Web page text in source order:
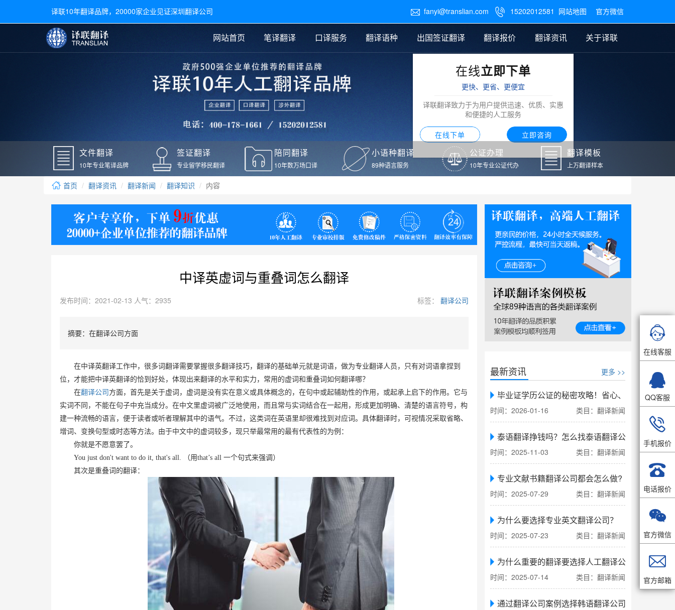
译联10年翻译品牌，20000家企业见证深圳翻译公司  fanyi@translian.com  15202012581 网站地图 官方微信
网站首页 笔译翻译
文件翻译 医学翻译 法律翻译 说明书翻译 图纸翻译
口译服务
广交会翻译 交替传译 同声传译
翻译语种
常用语种翻译
日语翻译
德语翻译
老挝语翻译 泰语翻译
葡萄牙语翻译
出国签证翻译
毕业证翻译
户口本翻译
学位证翻译
身份证翻译
签证材料翻译
银行流水翻译
驾照翻译
疫苗本翻译
新冠疫苗接种证明翻译
核酸检测报告翻译
核酸检测报告英文版翻
译
翻译报价
笔译翻译报价
证件翻译报价
翻译资讯
公证样本
签证翻译
口译新闻
翻译新闻
关于译联
在线立即下单
更快、更省、更便宜
译联翻译致力于为用户提供迅速、优质、实惠
和便捷的人工服务
在线下单 立即咨询
文件翻译
10年专业笔译品牌
签证翻译
专业留学移民翻译
陪同翻译
10年数万场口译
小语种翻译
89种语言服务
公证办理
10年专业公证代办
翻译模板
上万翻译样本
首页 翻译资讯 翻译新闻 翻译知识 内容
中译英虚词与重叠词怎么翻译
发布时间：2021-02-13 人气：2935 标签： 翻译公司
摘要：在翻译公司方面
在中译英翻译工作中，很多词翻译需要掌握很多翻译技巧，翻译的基础单元就是词语，做为专业翻译人员，只有对词语拿捏到
位，才能把中译英翻译的恰到好处，体现出来翻译的水平和实力，常用的虚词和重叠词如何翻译哪？
在翻译公司 方面，首先是关于虚词，虚词是没有实在意义或具体概念的，在句中或起辅助性的作用，或起承上启下的作用。它与
实词不同，不能在句子中充当成分。在中文里虚词被广泛地使用，而且常与实词结合在一起用，形成更加明确、清楚的语言符号，构
建一种流畅的语言，便于读者或听者理解其中的语气。不过，这类词在英语里却很难找到对应词。具体翻译时，可视情况采取省略、
增词、变换句型或时态等方法。由于中文中的虚词较多，现只举最常用的最有代表性的为例：
你就是不愿意罢了。
You just don't want to do it, that's all.
（用that’s all 一个句式来强调）
其次是重叠词的翻译：
最新资讯 更多 >>
毕业证学历公证的秘密攻略！省心、省力、省时
时间：2026-01-16 类目：翻译新闻
泰语翻译挣钱吗？怎么找泰语翻译公司翻译
时间：2025-11-03 类目：翻译新闻
专业文献书籍翻译公司都会怎么做?
时间：2025-07-29 类目：翻译新闻
为什么要选择专业英文翻译公司？
时间：2025-07-23 类目：翻译新闻
为什么重要的翻译要选择人工翻译公司
时间：2025-07-14 类目：翻译新闻
通过翻译公司案例选择韩语翻译公司

在线客服

QQ客服

手机报价

电话报价

官方微信

官方邮箱